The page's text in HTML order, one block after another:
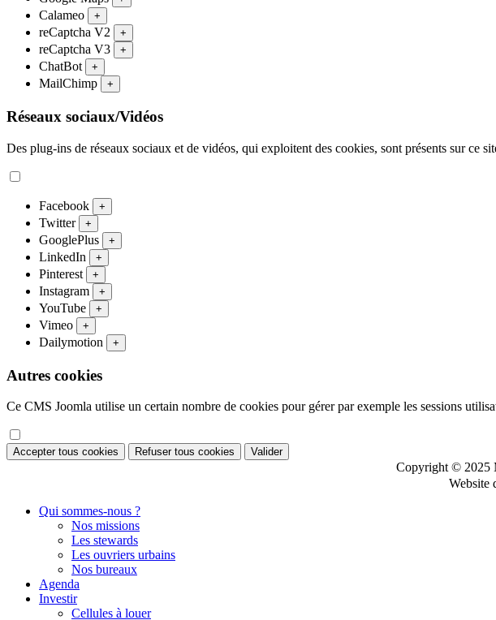
Calameo +
reCaptcha V2 +
reCaptcha V3 +
ChatBot +
MailChimp +
Réseaux sociaux/Vidéos
Des plug-ins de réseaux sociaux et de vidéos, qui exploitent des cookies, sont présents sur ce
Facebook +
Twitter +
GooglePlus +
LinkedIn +
Pinterest +
Instagram +
YouTube +
Vimeo +
Dailymotion +
Autres cookies
Ce CMS Joomla utilise un certain nombre de cookies pour gérer par exemple les sessions
Accepter tous cookies Refuser tous cookies Valider
Copyright © 2025
Website
Qui sommes-nous ?
Nos missions
Les stewards
Les ouvriers urbains
Nos bureaux
Agenda
Investir
Cellules à louer